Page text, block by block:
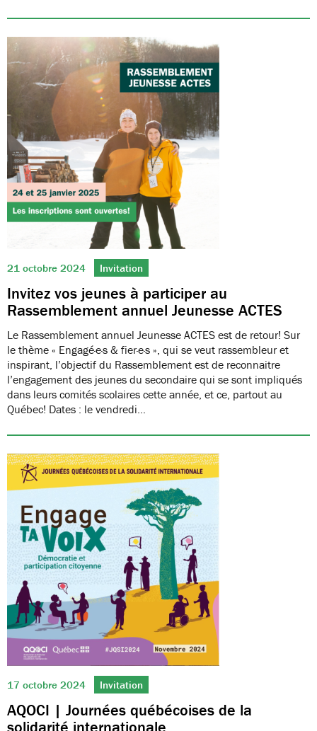
21 octobre 2024 Invitation
Invitez vos jeunes à participer au
Rassemblement annuel Jeunesse ACTES
Le Rassemblement annuel Jeunesse ACTES est de retour! Sur
le thème « Engagé·e·s & fier·e·s », qui se veut rassembleur et
inspirant, l’objectif du Rassemblement est de reconnaitre
l’engagement des jeunes du secondaire qui se sont impliqués
dans leurs comités scolaires cette année, et ce, partout au
Québec! Dates : le vendredi…
17 octobre 2024 Invitation
AQOCI | Journées québécoises de la
solidarité internationale